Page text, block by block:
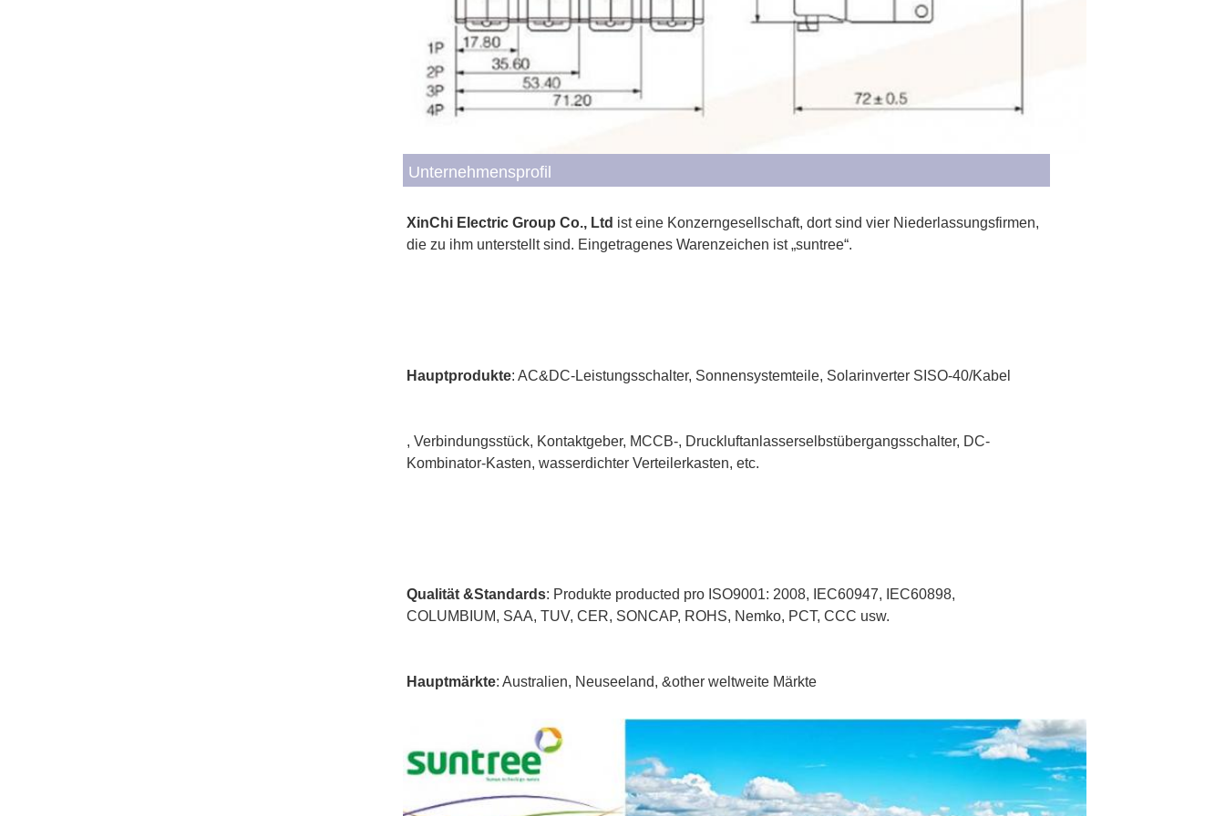
Unternehmensprofil
XinChi Electric Group Co., Ltd ist eine Konzerngesellschaft, dort sind vier Niederlassungsfirmen,
die zu ihm unterstellt sind. Eingetragenes Warenzeichen ist „suntree“.
Hauptprodukte: AC&DC-Leistungsschalter, Sonnensystemteile, Solarinverter SISO-40/Kabel
, Verbindungsstück, Kontaktgeber, MCCB-, Druckluftanlasserselbstübergangsschalter, DC-
Kombinator-Kasten, wasserdichter Verteilerkasten, etc.
Qualität &Standards: Produkte producted pro ISO9001: 2008, IEC60947, IEC60898,
COLUMBIUM, SAA, TUV, CER, SONCAP, ROHS, Nemko, PCT, CCC usw.
Hauptmärkte: Australien, Neuseeland, &other weltweite Märkte